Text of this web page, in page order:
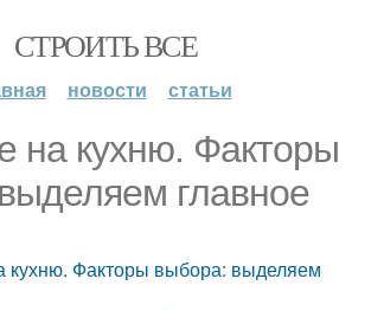
СТРОИТЬ ВСЕ
новости статьи
на кухню. Факторы
главное
кухню. Факторы выбора: выделяем